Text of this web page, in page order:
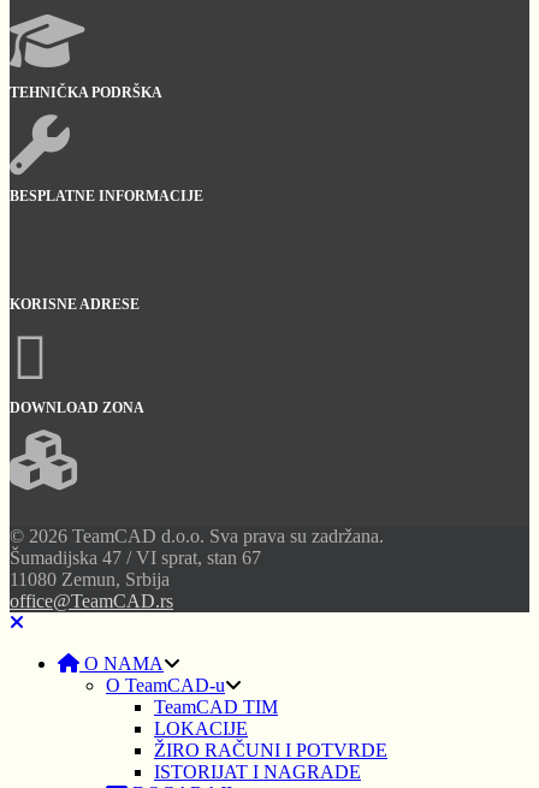
TEHNIČKA PODRŠKA
BESPLATNE INFORMACIJE
KORISNE ADRESE
DOWNLOAD ZONA
© 2026 TeamCAD d.o.o. Sva prava su zadržana.
Šumadijska 47 / VI sprat, stan 67
11080 Zemun, Srbija
office@TeamCAD.rs
O NAMA
O TeamCAD-u
TeamCAD TIM
LOKACIJE
ŽIRO RAČUNI I POTVRDE
ISTORIJAT I NAGRADE